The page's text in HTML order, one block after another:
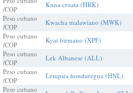
/COP
Kuna croata (HRK)
Peso cubano
/COP
Kwacha malawiano (MWK)
Peso cubano
/COP
Kyat birmano (XPF)
Peso cubano
/COP
Lek Albanese (ALL)
Peso cubano
/COP
Lempira honduregna (HNL)
Peso cubano